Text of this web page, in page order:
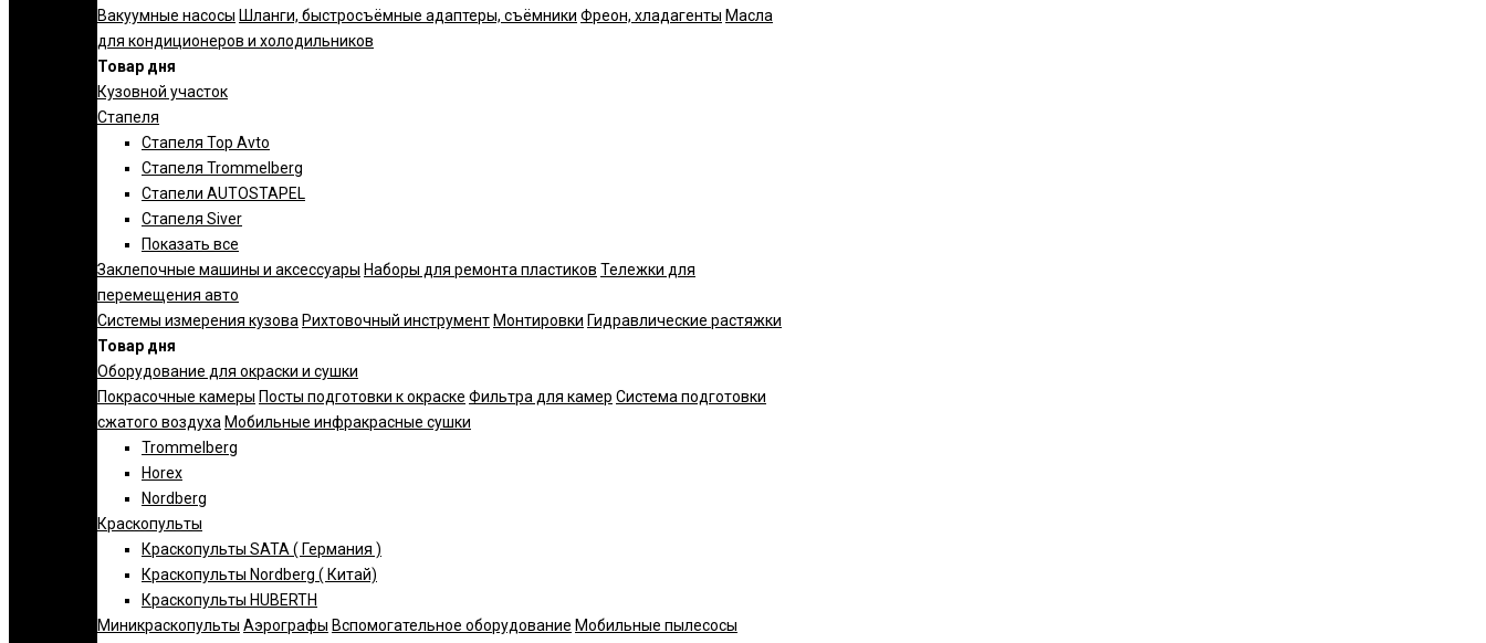
Вакуумные насосы Шланги, быстросъёмные адаптеры, съёмники Фреон, хладагенты Масла
для кондиционеров и холодильников
Товар дня
Кузовной участок
Стапеля
Стапеля Top Avto
Стапеля Trommelberg
Стапели AUTOSTAPEL
Стапеля Siver
Показать все
Заклепочные машины и аксессуары Наборы для ремонта пластиков Тележки для
перемещения авто
Системы измерения кузова Рихтовочный инструмент Монтировки Гидравлические растяжки
Товар дня
Оборудование для окраски и сушки
Покрасочные камеры Посты подготовки к окраске Фильтра для камер Система подготовки
сжатого воздуха Мобильные инфракрасные сушки
Trommelberg
Horex
Nordberg
Краскопульты
Краскопульты SATA ( Германия )
Краскопульты Nordberg ( Китай)
Краскопульты HUBERTH
Миникраскопульты Аэрографы Вспомогательное оборудование Мобильные пылесосы